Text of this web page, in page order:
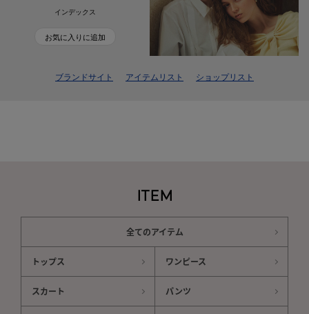
インデックス
お気に入りに追加
ブランドサイト アイテムリスト ショップリスト
ITEM
全てのアイテム
トップス ワンピース
スカート パンツ